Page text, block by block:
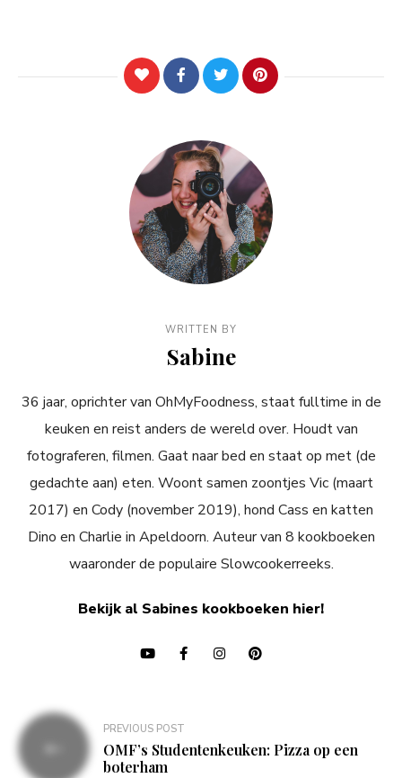
WRITTEN BY
Sabine
36 jaar, oprichter van OhMyFoodness, staat fulltime in de
keuken en reist anders de wereld over. Houdt van
fotograferen, filmen. Gaat naar bed en staat op met (de
gedachte aan) eten. Woont samen zoontjes Vic (maart
2017) en Cody (november 2019), hond Cass en katten
Dino en Charlie in Apeldoorn. Auteur van 8 kookboeken
waaronder de populaire Slowcookerreeks.
Bekijk al Sabines kookboeken hier!
Bericht
navigatie
PREVIOUS POST
OMF’s Studentenkeuken: Pizza op een
boterham